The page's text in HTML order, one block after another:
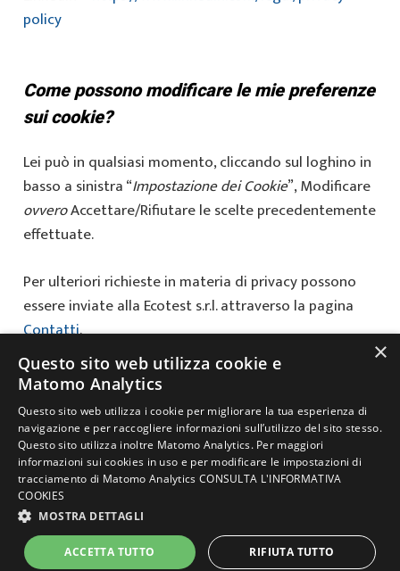
policy
Come possono modificare le mie preferenze
sui cookie?
Lei può in qualsiasi momento, cliccando sul loghino in
basso a sinistra “Impostazione dei Cookie”, Modificare
ovveroAccettare/Rifiutare le scelte precedentemente
effettuate.
Per ulteriori richieste in materia di privacy possono
essere inviate alla Ecotest s.r.l. attraverso la pagina
Contatti.
Data ultimo aggiornamento 01.01.2023
© 2021 Copyright ECOTEST s.r.l. – Tutti i diritti riservati |Privacy Policy
|Cookies Policy|Lavora con noi
SEDE LEGALE E OPERATIVA: Piazza Adelaide Lonigo, 8/C – 35030
P.Iva: 01436370280 – info@ecotest.it –
amministrazione@pec.ecotest.it – REA PD-242680
Powered by neroavorio
×
Questo sito web utilizza cookie e
Matomo Analytics
Questo sito web utilizza i cookie per migliorare la tua esperienza di
navigazione e per raccogliere informazioni sull’utilizzo del sito stesso.
Questo sito utilizza inoltre Matomo Analytics. Per maggiori
informazioni sui cookies in uso e per modificare le impostazioni di
tracciamento di Matomo Analytics CONSULTA L'INFORMATIVA
COOKIES
MOSTRA DETTAGLI
ACCETTA TUTTO RIFIUTA TUTTO